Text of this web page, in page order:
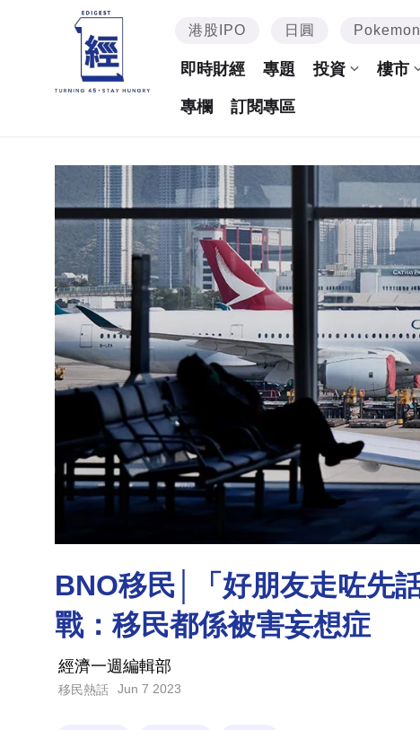
港股IPO 日圓
即時財經 專題 投資 樓市
專欄 訂閱專區
BNO移民│「好朋友走咗先
戰：移民都係被害妄想症
經濟一週編輯部
移民熱話 Jun 7 2023